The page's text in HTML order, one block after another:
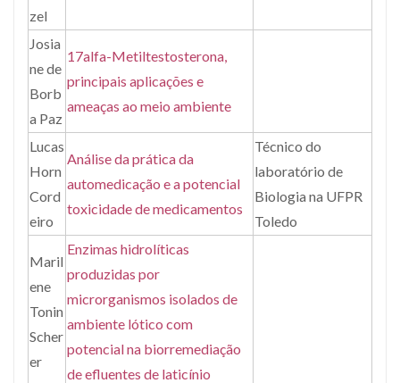
zel
Josia
ne de
Borb
a Paz
17alfa-Metiltestosterona,
principais aplicações e
ameaças ao meio ambiente
Lucas
Horn
Cord
eiro
Análise da prática da
automedicação e a potencial
toxicidade de medicamentos
Técnico do
laboratório de
Biologia na UFPR
Toledo
Maril
ene
Tonin
Scher
er
Enzimas hidrolíticas
produzidas por
microrganismos isolados de
ambiente lótico com
potencial na biorremediação
de efluentes de laticínio